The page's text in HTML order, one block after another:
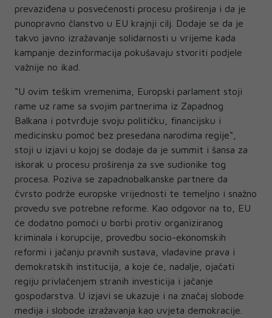
prevaziđena u posvećenosti procesu proširenja i da je
punopravno članstvo u EU krajnji cilj. Dodaje se da je
takvo javno izražavanje solidarnosti u vrijeme kada
kampanje dezinformacija pokušavaju stvoriti podjele
važnije no ikad.
“U ovim teškim vremenima, Europski parlament stoji
rame uz rame sa svojim partnerima iz Zapadnog
Balkana i potvrđuje svoju političku, financijsku i
medicinsku pomoć bez presedana narodima regije“,
stoji u izjavi u kojoj se dodaje da je summit i šansa za
iskorak u procesu proširenja za sve sudionike tog
procesa. Poziva se zapadnobalkanske partnere da
čvrsto podrže europske vrijednosti te temeljno i snažno
provedu sve potrebne reforme. Kao odgovor na to, EU
će dodatno pomoći u borbi protiv organiziranog
kriminala i korupcije, provedbu socio-ekonomskih
reformi i jačanju pravnih sustava, vladavine prava i
demokratskih institucija, a koje će, nadalje, ojačati
regiju privlačenjem stranih investicija i jačanje
gospodarstva. U izjavi se ukazuje i na značaj slobode
medija i slobode izražavanja kao uvjeta demokracije.